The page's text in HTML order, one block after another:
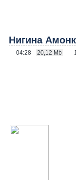
Нигина
04:28 20,12 Mb